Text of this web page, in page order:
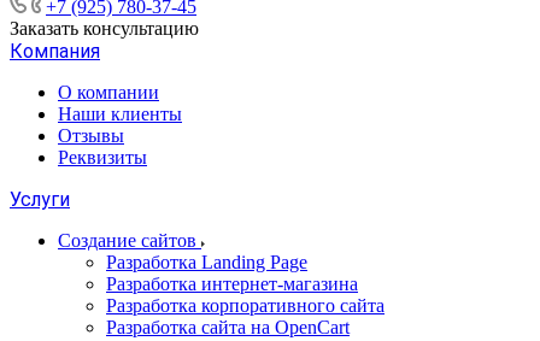
+7 (925) 780-37-45
Заказать консультацию
Компания
О компании
Наши клиенты
Отзывы
Реквизиты
Услуги
Создание сайтов
Разработка Landing Page
Разработка интернет-магазина
Разработка корпоративного сайта
Разработка сайта на OpenCart